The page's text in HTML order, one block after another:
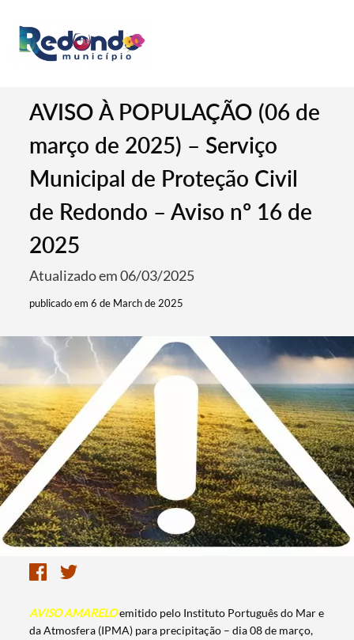
AVISO À POPULAÇÃO (06 de
março de 2025) – Serviço
Municipal de Proteção Civil
de Redondo – Aviso nº 16 de
2025
Atualizado em 06/03/2025
publicado em 6 de March de 2025
AVISO AMARELOemitido pelo Instituto Português do Mar e
da Atmosfera (IPMA) para precipitação – dia 08 de março,